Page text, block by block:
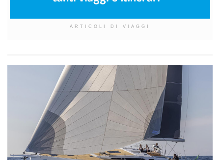
ARTICOLI DI VIAGGI